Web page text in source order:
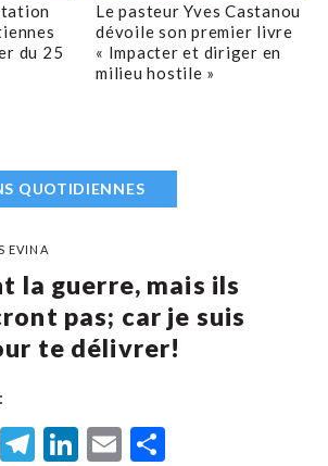
du 25
Le pasteur Yves Castanou
dévoile son premier livre
« Impacter et diriger en
milieu hostile »
QUOTIDIENNES
EVINA
la guerre, mais ils
pas; car je suis
te délivrer!
WhatsApp
Telegram
LinkedIn
Email